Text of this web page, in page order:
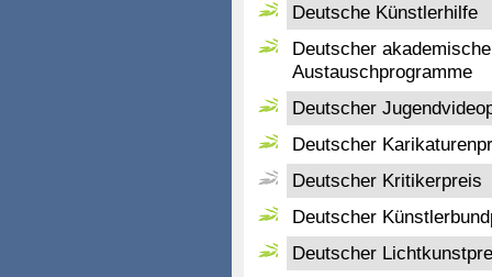
Deutsche Künstlerhilfe
Deutscher
Austauschprogramme
Deutscher
Deutscher
Deutscher Kritikerpreis
Deutscher
Deutscher